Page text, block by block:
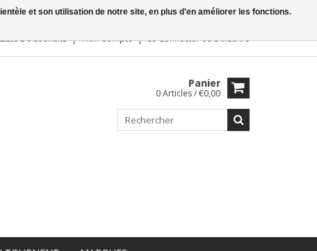
De Souhaits Mon Compte Se ConnecterouS'inscrire
Panier
0 Articles / €0,00
et son utilisation de notre site, en plus d'en améliorer les fonctions.